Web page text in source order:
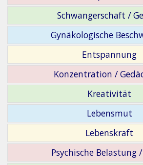
Schwangerschaft /
Gynäkologische
Entspannung
Konzentration /
Kreativität
Lebensmut
Lebenskraft
Psychische Belastung